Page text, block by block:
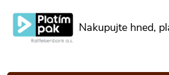
Nakupujte hned,